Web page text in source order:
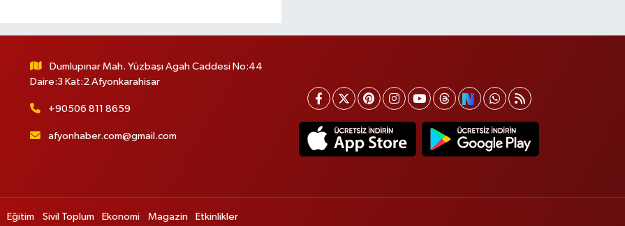
Dumlupınar Mah. Yüzbaşı Agah Caddesi No:44
Daire:3 Kat:2 Afyonkarahisar
+90506 811 8659
afyonhaber.com@gmail.com
Eğitim Sivil Toplum Ekonomi Magazin Etkinlikler